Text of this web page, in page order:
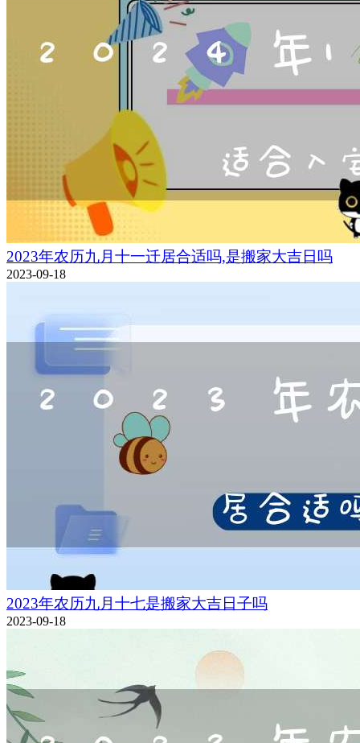
2023年农历九月十一迁居合适吗,是搬家大吉日吗
2023-09-18
2023年农历九月十七是搬家大吉日子吗
2023-09-18